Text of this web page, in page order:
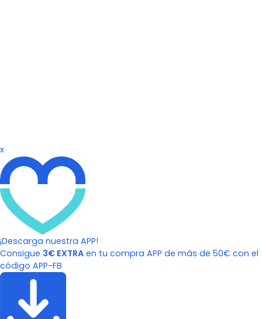
x
¡Descarga nuestra APP!
Consigue 3€ EXTRA en tu compra APP de más de 50€ con el
código APP-FB